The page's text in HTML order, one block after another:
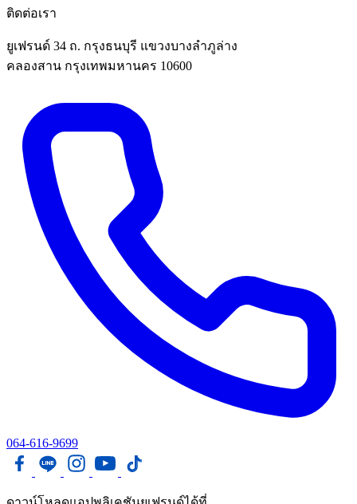
ติดต่อเรา
ยูเฟรนด์ 34 ถ. กรุงธนบุรี แขวงบางลำภูล่าง
คลองสาน กรุงเทพมหานคร 10600
064-616-9699